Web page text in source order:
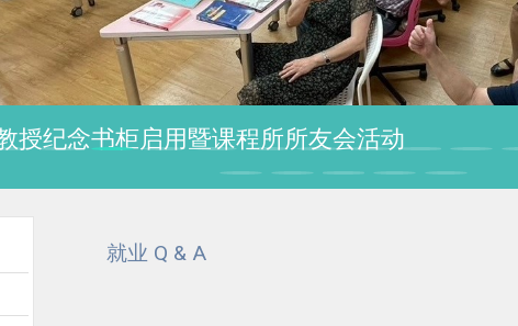
授纪念书柜启用暨课程所所友会活动
就业 Q & A